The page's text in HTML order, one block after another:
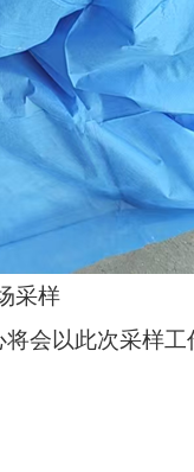
采样
会以此次采样工